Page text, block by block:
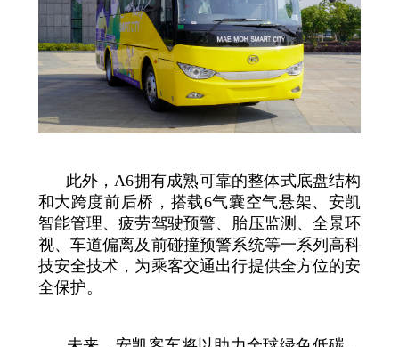
此外，A6拥有成熟可靠的整体式底盘结构
和大跨度前后桥，搭载6气囊空气悬架、安凯
智能管理、疲劳驾驶预警、胎压监测、全景环
视、车道偏离及前碰撞预警系统等一系列高科
技安全技术，为乘客交通出行提供全方位的安
全保护。